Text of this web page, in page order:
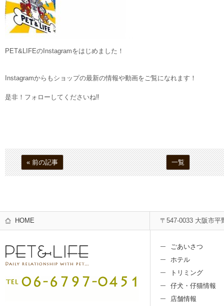
PET&LIFEのInstagramをはじめました！
Instagramからもショップの最新の情報や動画をご覧になれます！
是非！フォローしてくださいね‼︎
« 前の記事 一覧
HOME 〒547-0033 大阪市平
ごあいさつ
ホテル
トリミング
仔犬・仔猫情報
店舗情報